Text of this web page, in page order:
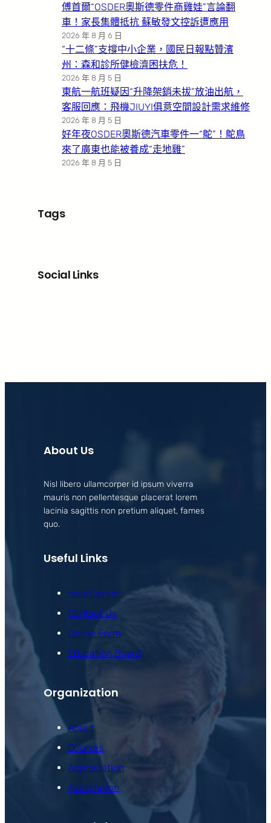
傅首爾“OSDER奧斯德零件商雞娃”言論翻
車！家長集體抵抗 蘇敏發文控訴遭應用
2026 年 8 月 6 日
“十二條”支撐中小企業，國民日報點贊濱
州：森和診所健檢濟困扶危！
2026 年 8 月 5 日
東航一航班疑因“升降架銷未拔”放油出航，
客服回應：飛機JIUYI俱意空間設計需求維修
2026 年 8 月 5 日
好年夜OSDER奧斯德汽車零件一“鴕”！鴕鳥
來了廣東也能被養成“走地雞”
2026 年 8 月 5 日
Tags
Social Links
About Us
Nisl libero ullamcorper id ipsum viverra
mauris non pellentesque placerat lorem
lacinia sagittis non pretium aliquet, fames
quo.
Useful Links
Help Center
Contact Us
Online Form
Education Board
Organization
About
Courses
Appreciation
Association